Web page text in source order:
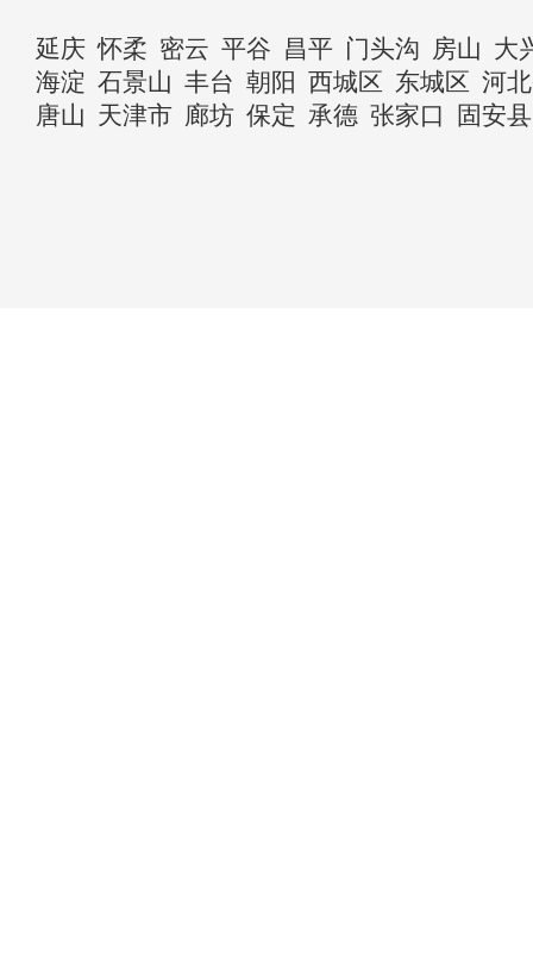
延庆 怀柔 密云 平谷 昌平 门头沟 房山 大
海淀 石景山 丰台 朝阳 西城区 东城区 河
唐山 天津市 廊坊 保定 承德 张家口 固安县